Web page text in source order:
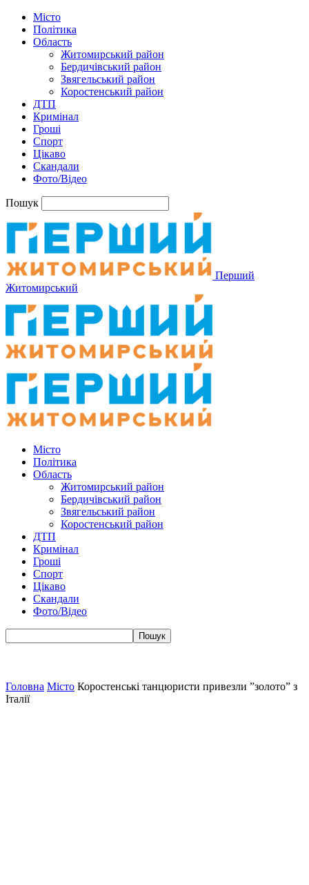
Місто
Політика
Область
Житомирський район
Бердичівський район
Звягельський район
Коростенський район
ДТП
Кримінал
Гроші
Спорт
Цікаво
Скандали
Фото/Відео
Пошук
Перший
Житомирський
Місто
Політика
Область
Житомирський район
Бердичівський район
Звягельський район
Коростенський район
ДТП
Кримінал
Гроші
Спорт
Цікаво
Скандали
Фото/Відео
Головна Місто Коростенські танцюристи привезли ”золото” з
Італії